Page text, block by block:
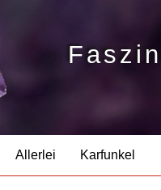
Allerlei Karfunkel